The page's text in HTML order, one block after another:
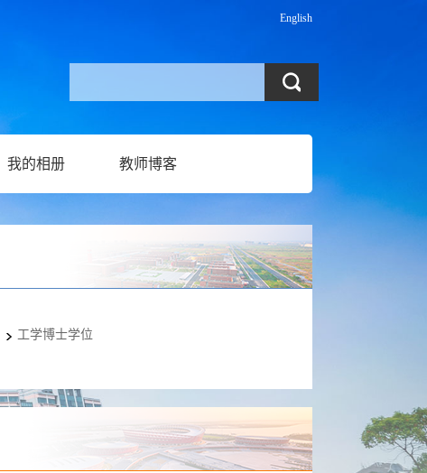
English
我的相册 教师博客
工学博士学位